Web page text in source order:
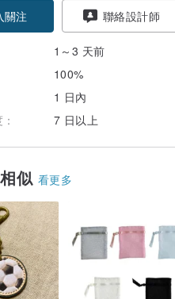
關注 聯絡設計師
1～3 天前
100%
1 日內
7 日以上
似 看更多